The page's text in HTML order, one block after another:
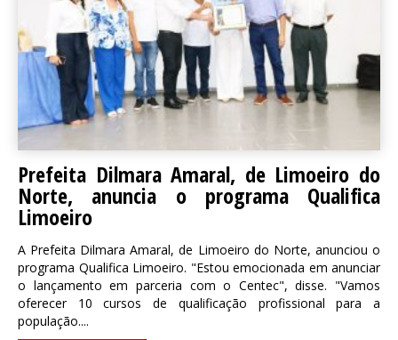
Prefeita Dilmara Amaral, de Limoeiro do
Norte, anuncia o programa Qualifica
Limoeiro
A Prefeita Dilmara Amaral, de Limoeiro do Norte, anunciou o
programa Qualifica Limoeiro. "Estou emocionada em anunciar
o lançamento em parceria com o Centec", disse. "Vamos
oferecer 10 cursos de qualificação profissional para a
população....